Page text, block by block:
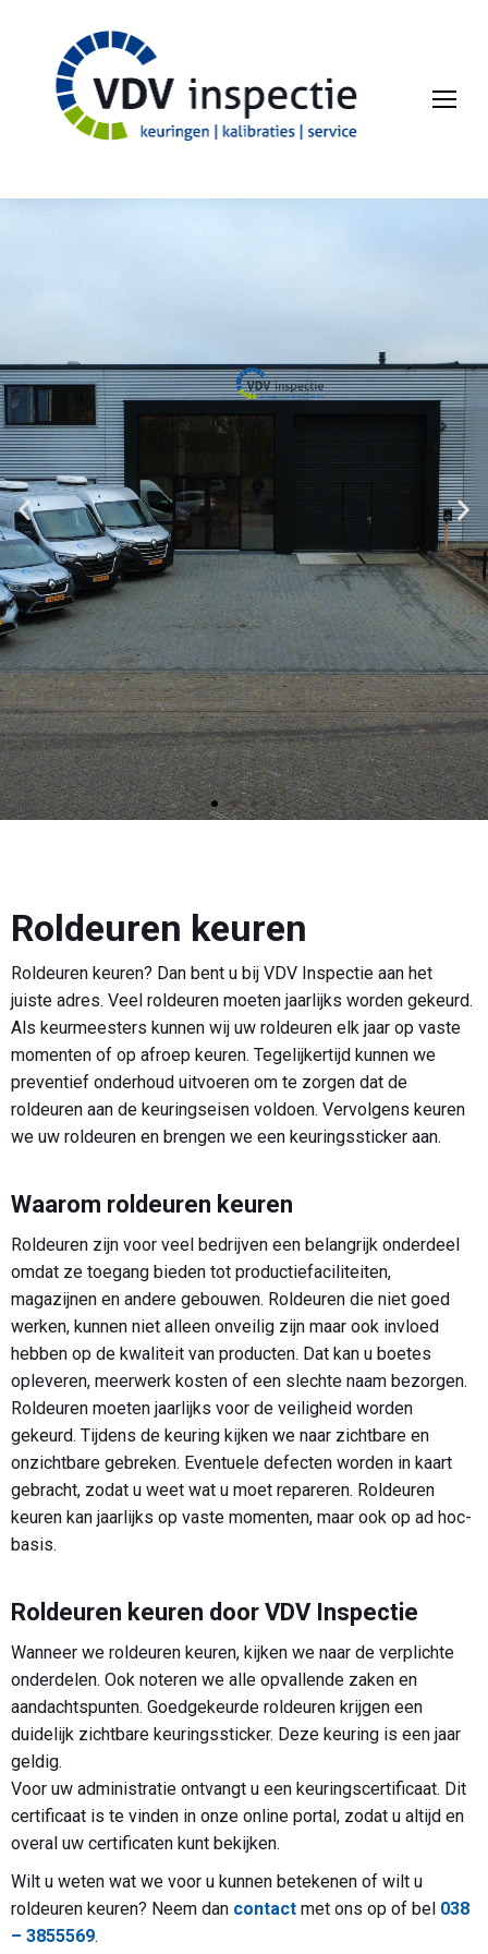
Roldeuren keuren
Roldeuren keuren? Dan bent u bij VDV Inspectie aan het
juiste adres. Veel roldeuren moeten jaarlijks worden gekeurd.
Als keurmeesters kunnen wij uw roldeuren elk jaar op vaste
momenten of op afroep keuren. Tegelijkertijd kunnen we
preventief onderhoud uitvoeren om te zorgen dat de
roldeuren aan de keuringseisen voldoen. Vervolgens keuren
we uw roldeuren en brengen we een keuringssticker aan.
Waarom roldeuren keuren
Roldeuren zijn voor veel bedrijven een belangrijk onderdeel
omdat ze toegang bieden tot productiefaciliteiten,
magazijnen en andere gebouwen. Roldeuren die niet goed
werken, kunnen niet alleen onveilig zijn maar ook invloed
hebben op de kwaliteit van producten. Dat kan u boetes
opleveren, meerwerk kosten of een slechte naam bezorgen.
Roldeuren moeten jaarlijks voor de veiligheid worden
gekeurd. Tijdens de keuring kijken we naar zichtbare en
onzichtbare gebreken. Eventuele defecten worden in kaart
gebracht, zodat u weet wat u moet repareren. Roldeuren
keuren kan jaarlijks op vaste momenten, maar ook op ad hoc-
basis.
Roldeuren keuren door VDV Inspectie
Wanneer we roldeuren keuren, kijken we naar de verplichte
onderdelen. Ook noteren we alle opvallende zaken en
aandachtspunten. Goedgekeurde roldeuren krijgen een
duidelijk zichtbare keuringssticker. Deze keuring is een jaar
geldig.
Voor uw administratie ontvangt u een keuringscertificaat. Dit
certificaat is te vinden in onze online portal, zodat u altijd en
overal uw certificaten kunt bekijken.
Wilt u weten wat we voor u kunnen betekenen of wilt u
roldeuren keuren? Neem dan contact met ons op of bel 038
– 3855569.